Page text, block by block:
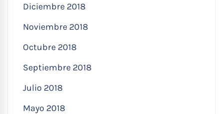
Diciembre 2018
Noviembre 2018
Octubre 2018
Septiembre 2018
Julio 2018
Mayo 2018